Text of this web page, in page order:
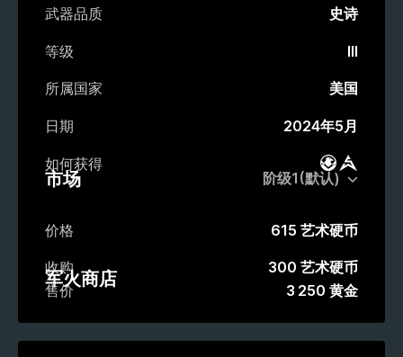
武器品质 史诗
等级 III
所属国家 美国
日期 2024年5月
如何获得 战斗通行证
市场
市场
价格 615 艺术硬币
收购 300 艺术硬币
军火商店
售价 3 250 黄金